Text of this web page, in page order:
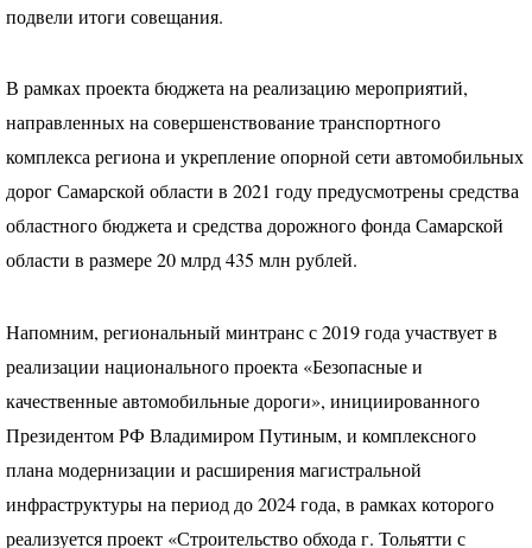
подвели итоги совещания.
В рамках проекта бюджета на реализацию мероприятий,
направленных на совершенствование транспортного
комплекса региона и укрепление опорной сети автомобильных
дорог Самарской области в 2021 году предусмотрены средства
областного бюджета и средства дорожного фонда Самарской
области в размере 20 млрд 435 млн рублей.
Напомним, региональный минтранс с 2019 года участвует в
реализации национального проекта «Безопасные и
качественные автомобильные дороги», инициированного
Президентом РФ Владимиром Путиным, и комплексного
плана модернизации и расширения магистральной
инфраструктуры на период до 2024 года, в рамках которого
реализуется проект «Строительство обхода г. Тольятти с